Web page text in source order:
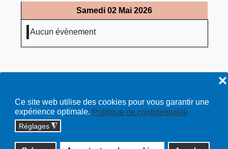
Ce site web utilise des cookies pour vous garantir une
expérience optimale. Politique de confidentialité
Réglages ◮
❌
Samedi 02 Mai 2026
Aucun évènement
Copyright © 2026 cossonay.ch - tous droits réservés | site :